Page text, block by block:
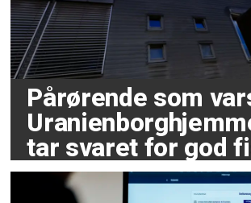
Pårørende som
tar svaret for god